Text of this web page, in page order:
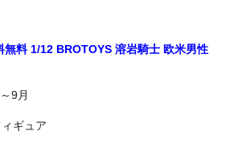
無料 1/12 BROTOYS 溶岩騎士 欧米男性
9月
ギュア